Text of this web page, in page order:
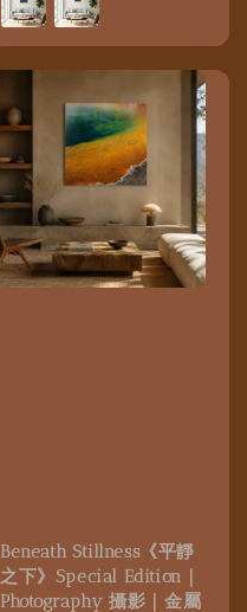
Beneath Stillness《平靜
之下》Special Edition｜
Photography 攝影｜金屬